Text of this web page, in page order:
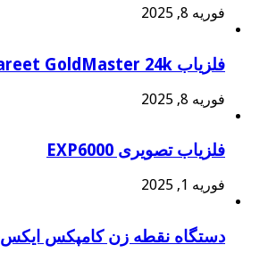
فوریه 8, 2025
فلزیاب Gareet GoldMaster 24k
فوریه 8, 2025
فلزیاب تصویری EXP6000
فوریه 1, 2025
دستگاه نقطه زن کامپکس ایکس5